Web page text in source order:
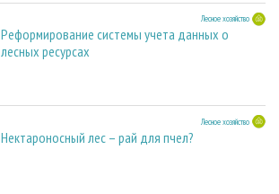
Лесное хозяйство
Реформирование системы учета данных о
лесных ресурсах
Лесное хозяйство
Нектароносный лес – рай для пчел?